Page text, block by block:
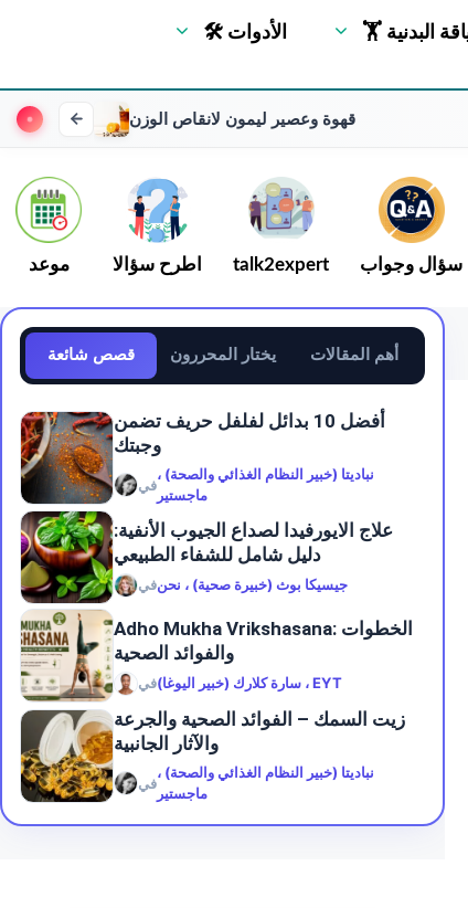
🛠 الأدوات البدنية
قهوة وعصير ليمون لانقاص الوزن
موعد اطرح سؤالا talk2expert سؤال وجواب
قصص شائعة يختار المحررون أهم المقالات
أفضل 10 بدائل لفلفل حريف تضمن
وجبتك
في
نباديتا (خبير النظام الغذائي والصحة) ،
ماجستير
علاج الايورفيدا لصداع الجيوب الأنفية:
دليل شامل للشفاء الطبيعي
فيجيسيكا بوث (خبيرة صحية) ، نحن
Adho Mukha Vrikshasana: الخطوات
والفوائد الصحية
في سارة كلارك (خبير اليوغا) ، EYT
زيت السمك – الفوائد الصحية والجرعة
والآثار الجانبية
في
نباديتا (خبير النظام الغذائي والصحة) ،
ماجستير